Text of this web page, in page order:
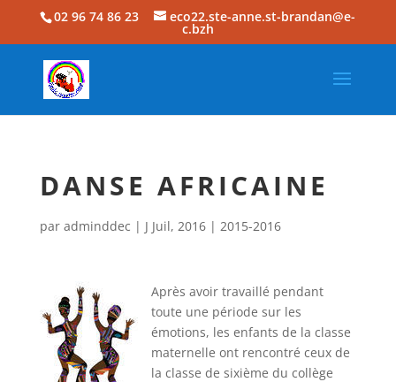
02 96 74 86 23 eco22.ste-anne.st-brandan@e-
c.bzh
DANSE AFRICAINE
par adminddec | J Juil, 2016| 2015-2016
Après avoir travaillé pendant
toute une période sur les
émotions, les enfants de la classe
maternelle ont rencontré ceux de
la classe de sixième du collège